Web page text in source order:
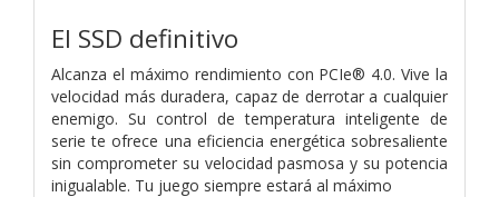
El SSD definitivo
Alcanza el máximo rendimiento con PCIe® 4.0. Vive la
velocidad más duradera, capaz de derrotar a cualquier
enemigo. Su control de temperatura inteligente de
serie te ofrece una eficiencia energética sobresaliente
sin comprometer su velocidad pasmosa y su potencia
inigualable. Tu juego siempre estará al máximo